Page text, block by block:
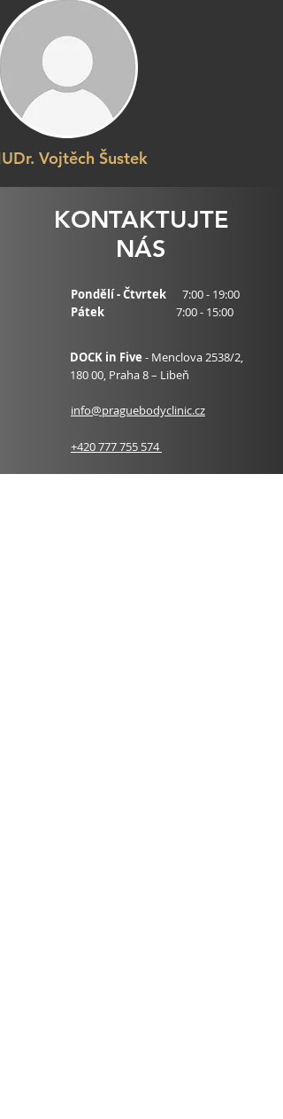
Vojtěch Šustek
KONTAKTUJTE
NÁS
Pondělí - Čtvrtek 7:00 - 19:00
Pátek 7:00 - 15:00
DOCK in Five - Menclova 2538/2,
180 00, Praha 8 – Libeň
info@praguebodyclinic.cz
+420 777 755 574